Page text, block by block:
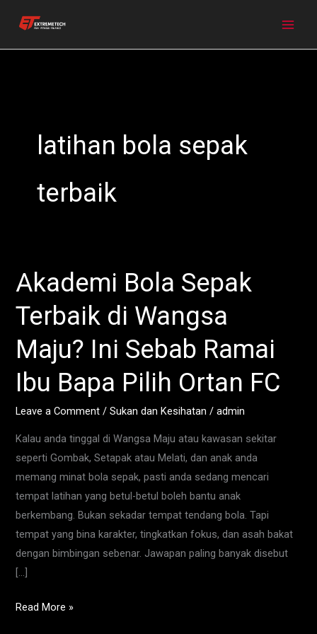
content
latihan bola sepak
terbaik
Akademi Bola Sepak
Terbaik di Wangsa
Maju? Ini Sebab Ramai
Ibu Bapa Pilih Ortan FC
Leave a Comment /Sukan dan Kesihatan /admin
Kalau anda tinggal di Wangsa Maju atau kawasan sekitar
seperti Gombak, Setapak atau Melati, dan anak anda
memang minat bola sepak, pasti anda sedang mencari
tempat latihan yang betul-betul boleh bantu anak
berkembang. Bukan sekadar tempat tendang bola. Tapi
tempat yang bina karakter, tingkatkan fokus, dan asah bakat
dengan bimbingan sebenar. Jawapan paling banyak disebut
[…]
Akademi
Bola
Sepak
di
Wangsa
Maju?
Ini
Ramai
Ibu
Bapa
Pilih
Ortan
FC
Read More »